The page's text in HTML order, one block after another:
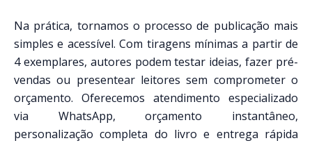
Na prática, tornamos o processo de publicação mais
simples e acessível. Com tiragens mínimas a partir de
4 exemplares, autores podem testar ideias, fazer pré-
vendas ou presentear leitores sem comprometer o
orçamento. Oferecemos atendimento especializado
via WhatsApp, orçamento instantâneo,
personalização completa do livro e entrega rápida